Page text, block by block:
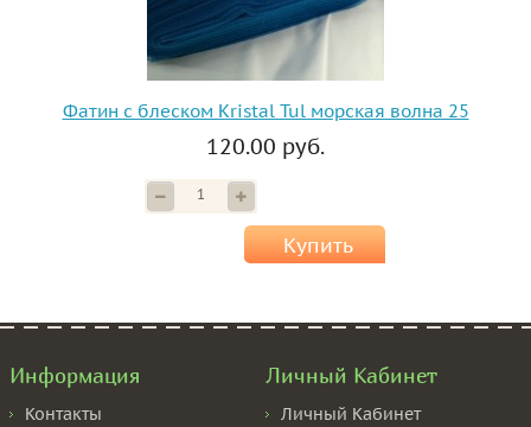
Фатин с блеском Kristal Tul морская волна 25
120.00 руб.
Купить
Информация
Контакты
Личный Кабинет
Личный Кабинет